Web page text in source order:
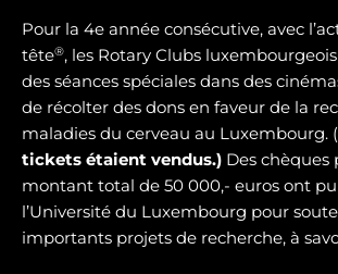
Pour la 4e année consécutive, avec
tête®, les Rotary Clubs
des séances spéciales dans des
de récolter des dons en faveur de la
maladies du cerveau au Luxembourg. (
tickets étaient vendus.) Des chèques
montant total de 50 000,- euros ont
l’Université du Luxembourg pour
importants projets de recherche, à